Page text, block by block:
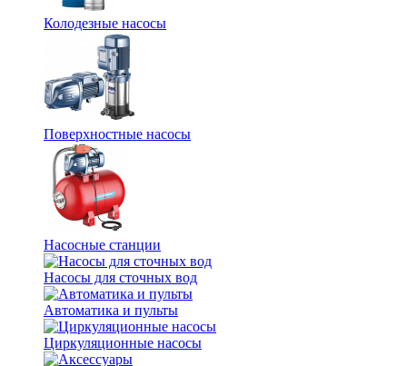
Колодезные насосы
Поверхностные насосы
Насосные станции
Насосы для сточных вод
Автоматика и пульты
Циркуляционные насосы